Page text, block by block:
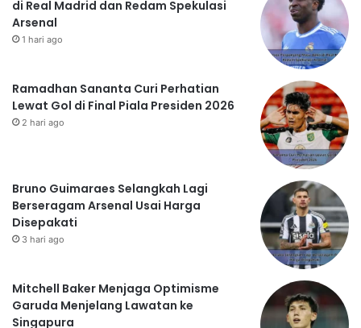
di Real Madrid dan Redam Spekulasi
Arsenal
1 hari ago
Ramadhan Sananta Curi Perhatian
Lewat Gol di Final Piala Presiden 2026
2 hari ago
Bruno Guimaraes Selangkah Lagi
Berseragam Arsenal Usai Harga
Disepakati
3 hari ago
Mitchell Baker Menjaga Optimisme
Garuda Menjelang Lawatan ke
Singapura